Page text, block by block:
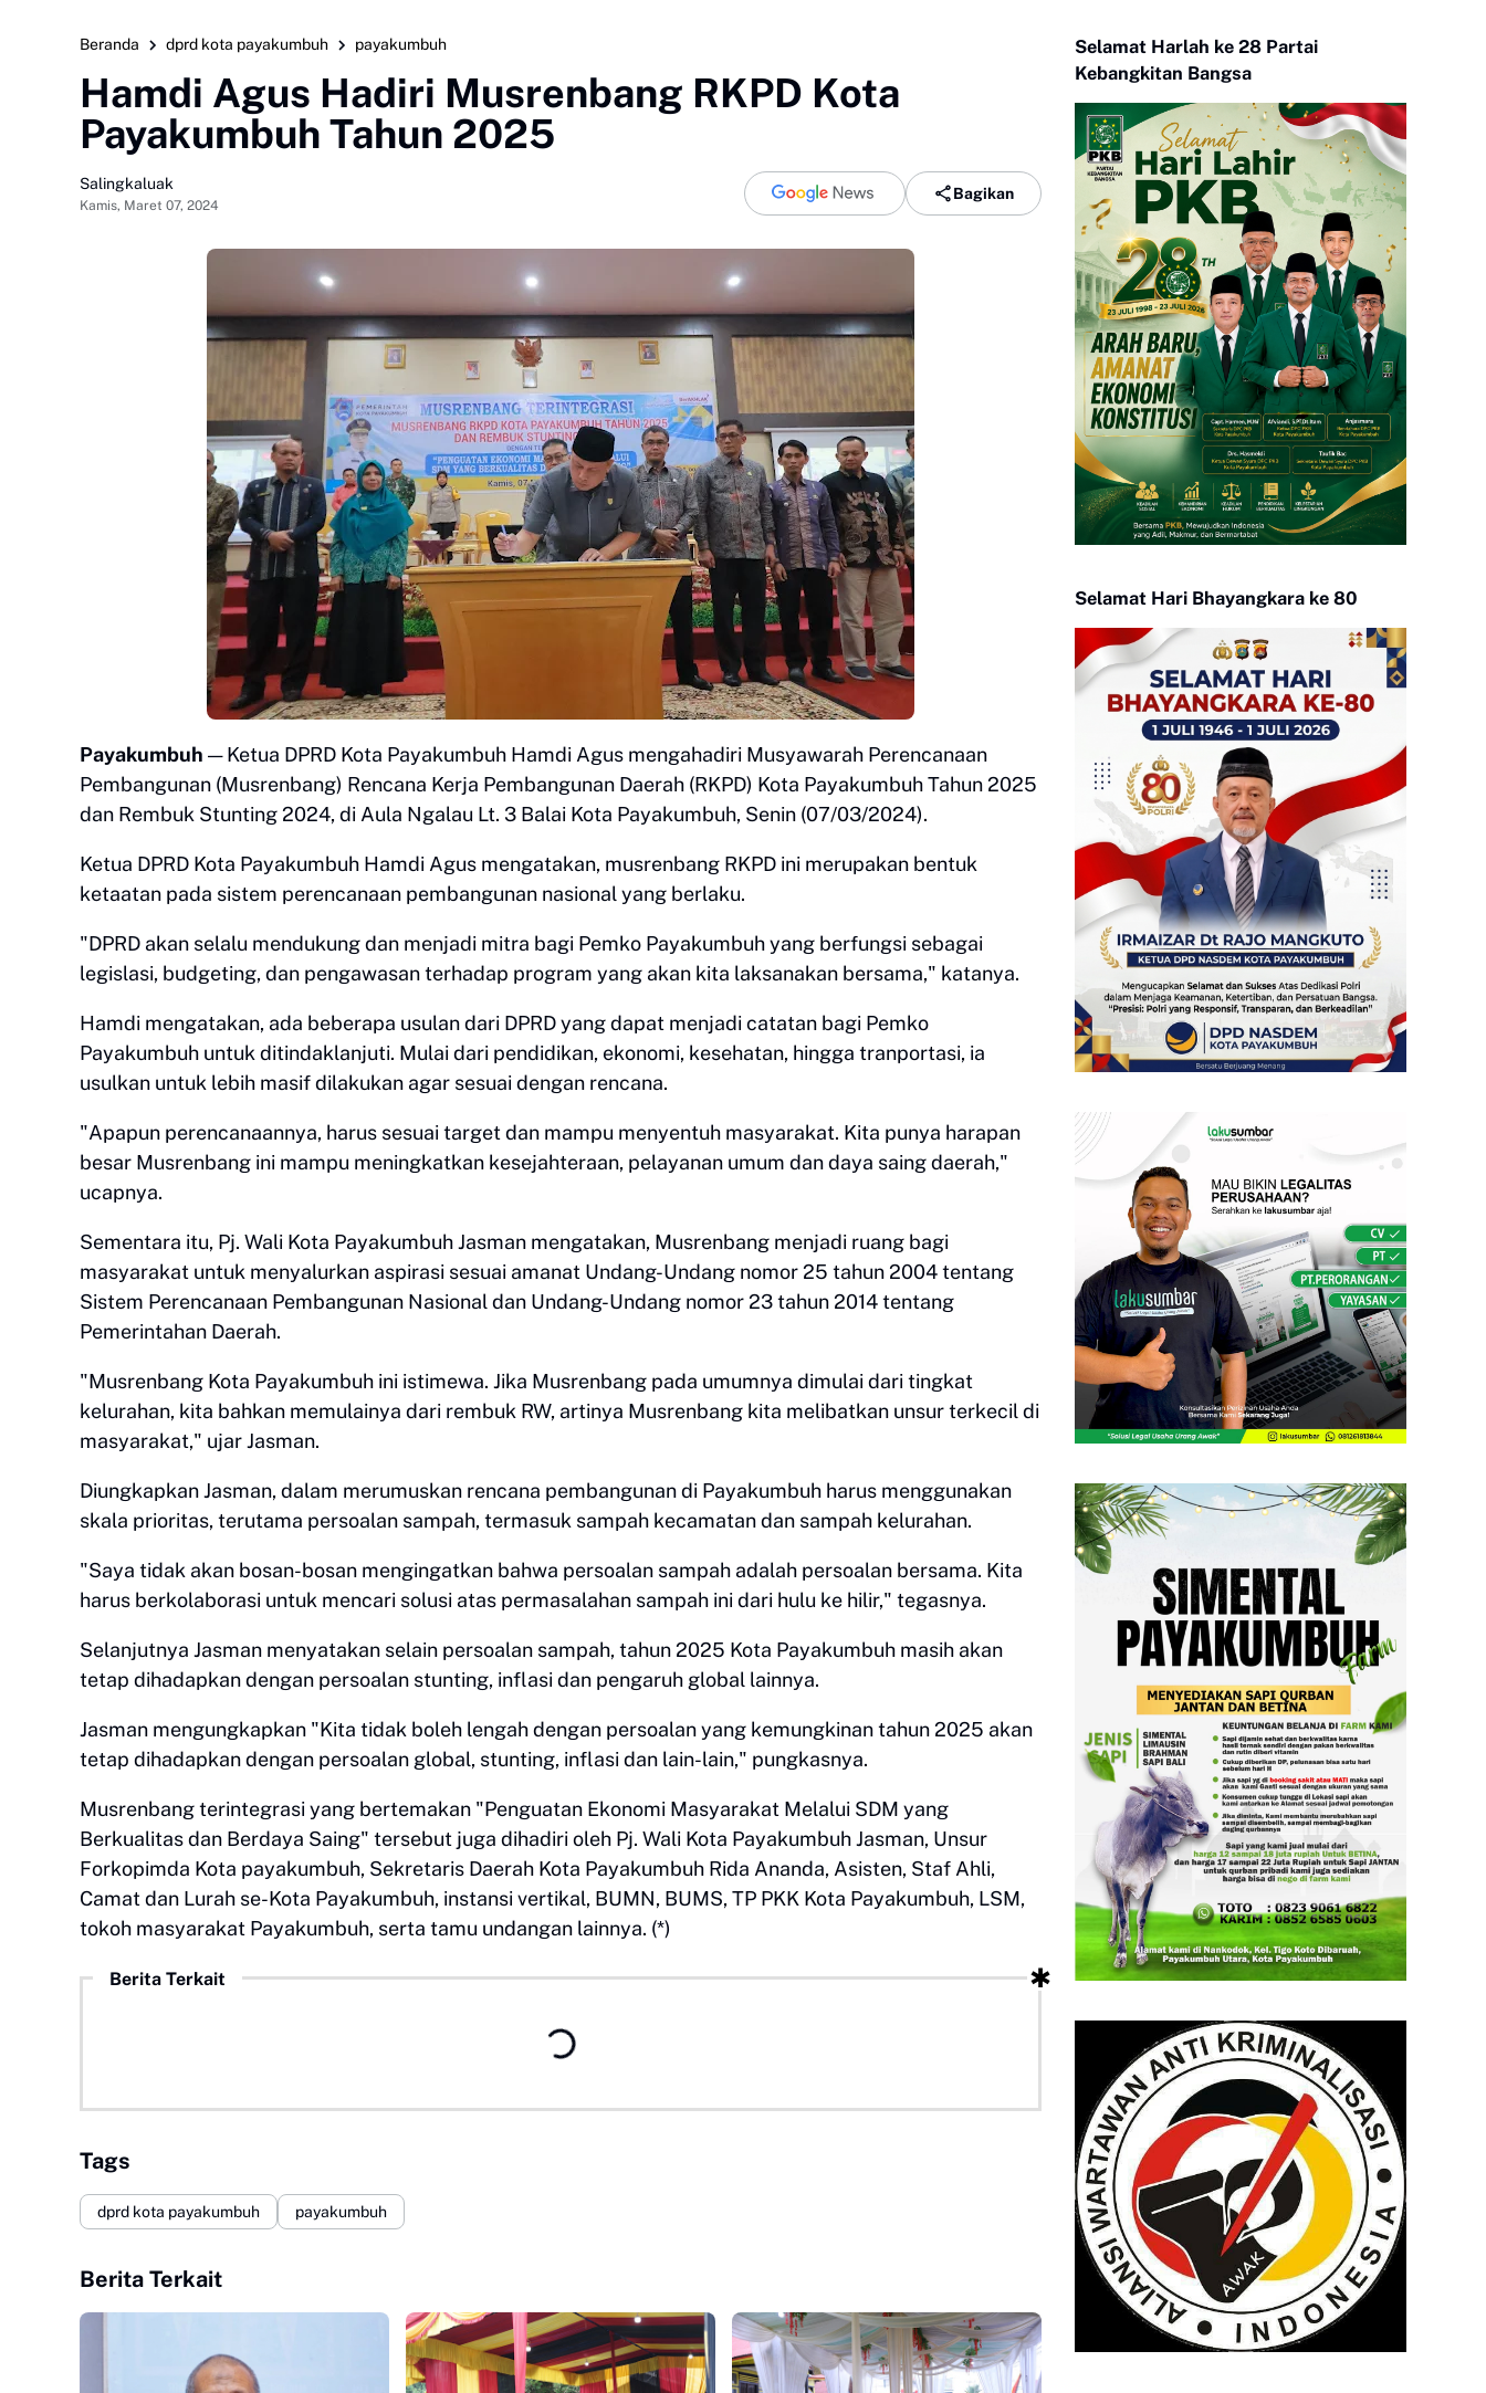
Beranda dprd kota payakumbuh payakumbuh
Hamdi Agus Hadiri Musrenbang RKPD Kota
Payakumbuh Tahun 2025
Salingkaluak
Kamis, Maret 07, 2024
Bagikan
Payakumbuh — Ketua DPRD Kota Payakumbuh Hamdi Agus mengahadiri Musyawarah Perencanaan
Pembangunan (Musrenbang) Rencana Kerja Pembangunan Daerah (RKPD) Kota Payakumbuh Tahun 2025
dan Rembuk Stunting 2024, di Aula Ngalau Lt. 3 Balai Kota Payakumbuh, Senin (07/03/2024).
Ketua DPRD Kota Payakumbuh Hamdi Agus mengatakan, musrenbang RKPD ini merupakan bentuk
ketaatan pada sistem perencanaan pembangunan nasional yang berlaku.
"DPRD akan selalu mendukung dan menjadi mitra bagi Pemko Payakumbuh yang berfungsi sebagai
legislasi, budgeting, dan pengawasan terhadap program yang akan kita laksanakan bersama," katanya.
Hamdi mengatakan, ada beberapa usulan dari DPRD yang dapat menjadi catatan bagi Pemko
Payakumbuh untuk ditindaklanjuti. Mulai dari pendidikan, ekonomi, kesehatan, hingga tranportasi, ia
usulkan untuk lebih masif dilakukan agar sesuai dengan rencana.
"Apapun perencanaannya, harus sesuai target dan mampu menyentuh masyarakat. Kita punya harapan
besar Musrenbang ini mampu meningkatkan kesejahteraan, pelayanan umum dan daya saing daerah,"
ucapnya.
Sementara itu, Pj. Wali Kota Payakumbuh Jasman mengatakan, Musrenbang menjadi ruang bagi
masyarakat untuk menyalurkan aspirasi sesuai amanat Undang-Undang nomor 25 tahun 2004 tentang
Sistem Perencanaan Pembangunan Nasional dan Undang-Undang nomor 23 tahun 2014 tentang
Pemerintahan Daerah.
"Musrenbang Kota Payakumbuh ini istimewa. Jika Musrenbang pada umumnya dimulai dari tingkat
kelurahan, kita bahkan memulainya dari rembuk RW, artinya Musrenbang kita melibatkan unsur terkecil di
masyarakat," ujar Jasman.
Diungkapkan Jasman, dalam merumuskan rencana pembangunan di Payakumbuh harus menggunakan
skala prioritas, terutama persoalan sampah, termasuk sampah kecamatan dan sampah kelurahan.
"Saya tidak akan bosan-bosan mengingatkan bahwa persoalan sampah adalah persoalan bersama. Kita
harus berkolaborasi untuk mencari solusi atas permasalahan sampah ini dari hulu ke hilir," tegasnya.
Selanjutnya Jasman menyatakan selain persoalan sampah, tahun 2025 Kota Payakumbuh masih akan
tetap dihadapkan dengan persoalan stunting, inflasi dan pengaruh global lainnya.
Jasman mengungkapkan "Kita tidak boleh lengah dengan persoalan yang kemungkinan tahun 2025 akan
tetap dihadapkan dengan persoalan global, stunting, inflasi dan lain-lain," pungkasnya.
Musrenbang terintegrasi yang bertemakan "Penguatan Ekonomi Masyarakat Melalui SDM yang
Berkualitas dan Berdaya Saing" tersebut juga dihadiri oleh Pj. Wali Kota Payakumbuh Jasman, Unsur
Forkopimda Kota payakumbuh, Sekretaris Daerah Kota Payakumbuh Rida Ananda, Asisten, Staf Ahli,
Camat dan Lurah se-Kota Payakumbuh, instansi vertikal, BUMN, BUMS, TP PKK Kota Payakumbuh, LSM,
tokoh masyarakat Payakumbuh, serta tamu undangan lainnya. (*)
Berita Terkait
Tags
dprd kota payakumbuh payakumbuh
Berita Terkait
Selamat Harlah ke 28 Partai
Kebangkitan Bangsa
Selamat Hari Bhayangkara ke 80